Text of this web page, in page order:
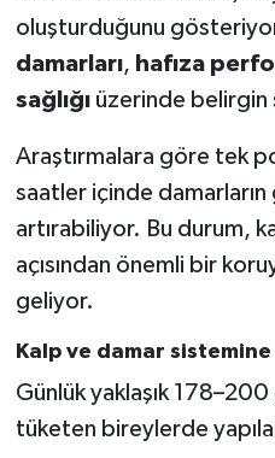
oluşturduğunu
damarları, hafıza
sağlığıüzerinde belirgin
Araştırmalara göre tek
saatler içinde
artırabiliyor. Bu durum,
açısından önemli bir
geliyor.
Kalp ve damar
Günlük yaklaşık
tüketen bireylerde